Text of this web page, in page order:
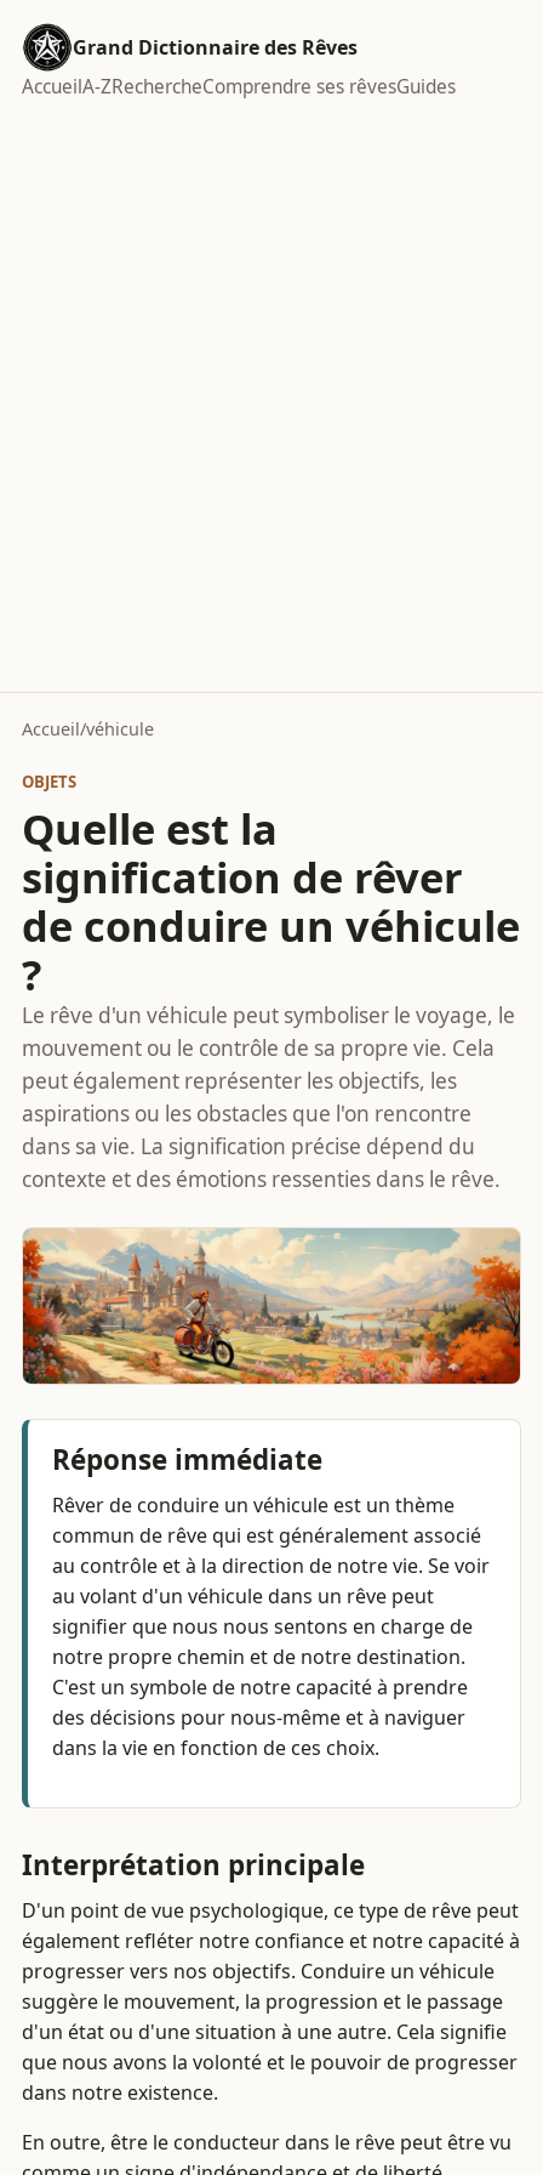
Grand Dictionnaire des Rêves
AccueilA-ZRechercheComprendre ses rêvesGuides
Accueil/véhicule
OBJETS
Quelle est la
signification de rêver
de conduire un véhicule
?
Le rêve d'un véhicule peut symboliser le voyage, le
mouvement ou le contrôle de sa propre vie. Cela
peut également représenter les objectifs, les
aspirations ou les obstacles que l'on rencontre
dans sa vie. La signification précise dépend du
contexte et des émotions ressenties dans le rêve.
Réponse immédiate
Rêver de conduire un véhicule est un thème
commun de rêve qui est généralement associé
au contrôle et à la direction de notre vie. Se voir
au volant d'un véhicule dans un rêve peut
signifier que nous nous sentons en charge de
notre propre chemin et de notre destination.
C'est un symbole de notre capacité à prendre
des décisions pour nous-même et à naviguer
dans la vie en fonction de ces choix.
Interprétation principale
D'un point de vue psychologique, ce type de rêve peut
également refléter notre confiance et notre capacité à
progresser vers nos objectifs. Conduire un véhicule
suggère le mouvement, la progression et le passage
d'un état ou d'une situation à une autre. Cela signifie
que nous avons la volonté et le pouvoir de progresser
dans notre existence.
En outre, être le conducteur dans le rêve peut être vu